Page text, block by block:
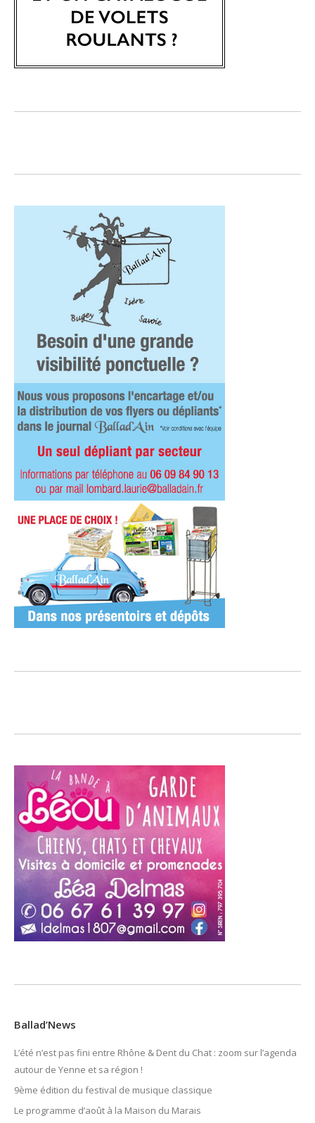
Ballad’News
L’été n’est pas fini entre Rhône & Dent du Chat : zoom sur l’agenda
autour de Yenne et sa région !
9ème édition du festival de musique classique
Le programme d’août à la Maison du Marais